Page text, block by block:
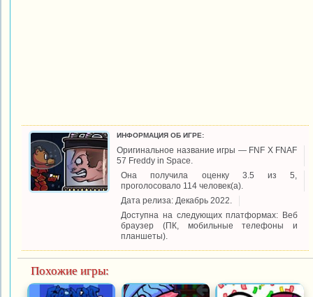
ИНФОРМАЦИЯ ОБ ИГРЕ:
Оригинальное название игры — FNF X FNAF
57 Freddy in Space.
Она получила оценку 3.5 из 5,
проголосовало 114 человек(а).
Дата релиза: Декабрь 2022.
Доступна на следующих платформах: Веб
браузер (ПК, мобильные телефоны и
планшеты).
Похожие игры: